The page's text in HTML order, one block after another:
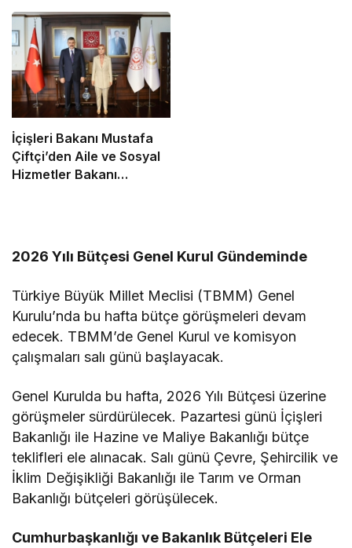
“Pavyon” Sözü Gerginlik
Yarattı
İçişleri Bakanı Mustafa
Çiftçi’den Aile ve Sosyal
Hizmetler Bakanı
2026 Yılı Bütçesi Genel Kurul Gündeminde
Türkiye Büyük Millet Meclisi (TBMM) Genel
Kurulu’nda bu hafta bütçe görüşmeleri devam
edecek. TBMM’de Genel Kurul ve komisyon
çalışmaları salı günü başlayacak.
Genel Kurulda bu hafta, 2026 Yılı Bütçesi üzerine
görüşmeler sürdürülecek. Pazartesi günü İçişleri
Bakanlığı ile Hazine ve Maliye Bakanlığı bütçe
teklifleri ele alınacak. Salı günü Çevre, Şehircilik ve
İklim Değişikliği Bakanlığı ile Tarım ve Orman
Bakanlığı bütçeleri görüşülecek.
Cumhurbaşkanlığı ve Bakanlık Bütçeleri Ele